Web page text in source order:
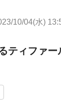
10/04(水)
ティファー